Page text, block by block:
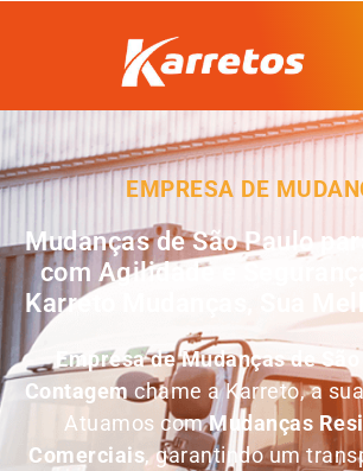
EMPRESA DE
Mudanças de São Paulo
com Agilidade e
Karreto Mudanças, Sua
Empresa deMudanças de
Contagemchame a Karreto, a
Atuamos comMudanças
Comerciais, garantindo um